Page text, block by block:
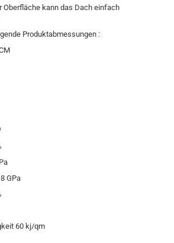
Oberfläche kann das Dach einfach
Produktabmessungen :
GPa
60 kj/qm